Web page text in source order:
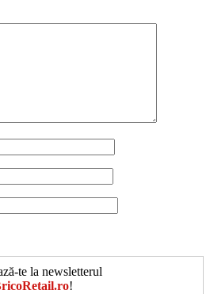
te la newsletterul
!